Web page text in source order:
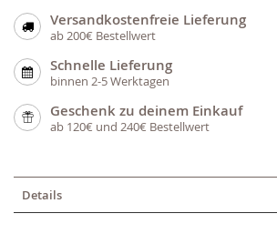
Versandkostenfreie Lieferung
ab 200€ Bestellwert
Schnelle Lieferung
binnen 2-5 Werktagen
Geschenk zu deinem Einkauf
ab 120€ und 240€ Bestellwert
Details